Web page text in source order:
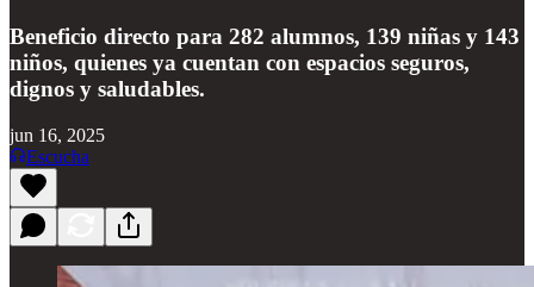
Beneficio directo para 282 alumnos, 139 niñas y 143
niños, quienes ya cuentan con espacios seguros,
dignos y saludables.
jun 16, 2025
Escucha